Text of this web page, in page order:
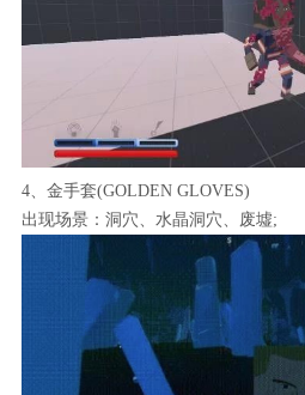
4、金手套(GOLDEN GLOVES)
出现场景：洞穴、水晶洞穴、废墟;